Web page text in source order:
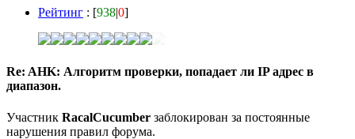
Рейтинг : [938|0]
Re: AHK: Алгоритм проверки, попадает ли IP адрес в
диапазон.
Участник RacalCucumber заблокирован за постоянные
нарушения правил форума.